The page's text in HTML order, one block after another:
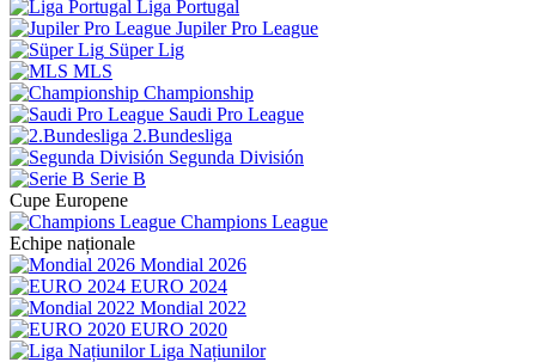
Liga Portugal
Jupiler Pro League
Süper Lig
MLS
Championship
Saudi Pro League
2.Bundesliga
Segunda División
Serie B
Cupe Europene
Champions League
Echipe naționale
Mondial 2026
EURO 2024
Mondial 2022
EURO 2020
Liga Națiunilor